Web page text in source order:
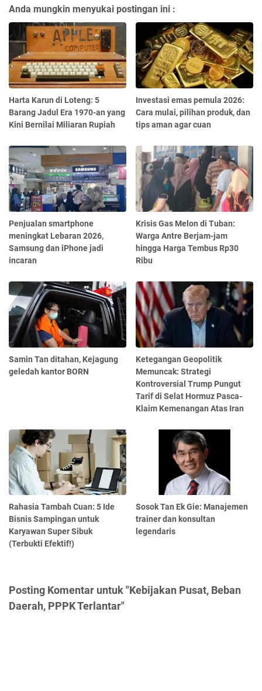
Anda mungkin menyukai postingan ini :
Harta Karun di Loteng: 5
Barang Jadul Era 1970-an yang
Kini Bernilai Miliaran Rupiah
Investasi emas pemula 2026:
Cara mulai, pilihan produk, dan
tips aman agar cuan
Penjualan smartphone
meningkat Lebaran 2026,
Samsung dan iPhone jadi
incaran
Krisis Gas Melon di Tuban:
Warga Antre Berjam-jam
hingga Harga Tembus Rp30
Ribu
Samin Tan ditahan, Kejagung
geledah kantor BORN
Ketegangan Geopolitik
Memuncak: Strategi
Kontroversial Trump Pungut
Tarif di Selat Hormuz Pasca-
Klaim Kemenangan Atas Iran
Rahasia Tambah Cuan: 5 Ide
Bisnis Sampingan untuk
Karyawan Super Sibuk
(Terbukti Efektif!)
Sosok Tan Ek Gie: Manajemen
trainer dan konsultan
legendaris
Posting Komentar untuk "Kebijakan Pusat, Beban
Daerah, PPPK Terlantar"